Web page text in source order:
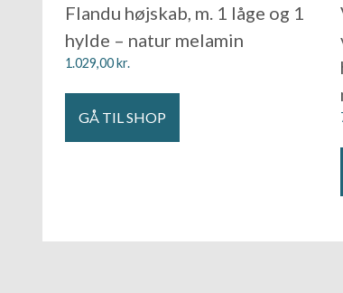
Flandu højskab, m. 1 låge og 1
hylde – natur melamin
1.029,00kr.
GÅ TIL SHOP